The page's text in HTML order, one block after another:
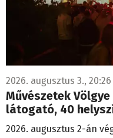
2026. augusztus 3., 20:26
Művészetek
látogató, 40
2026. augusztus 2-án